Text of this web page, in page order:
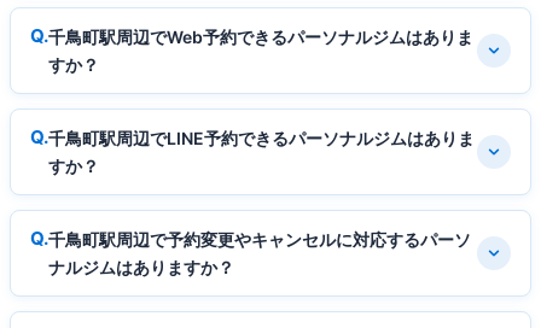
千鳥町駅周辺でWeb予約できるパーソナルジムはありま
すか？
千鳥町駅周辺でLINE予約できるパーソナルジムはありま
すか？
千鳥町駅周辺で予約変更やキャンセルに対応するパーソ
ナルジムはありますか？